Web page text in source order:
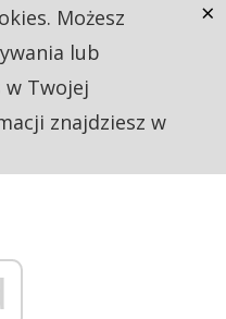
Możesz
lub
Twojej
znajdziesz w
×